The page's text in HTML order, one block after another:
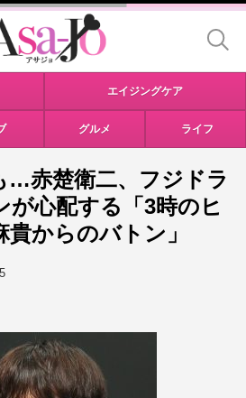
エイジングケア
グルメ ライフ
…赤楚衛二、フジドラ
が心配する「3時のヒ
からのバトン」